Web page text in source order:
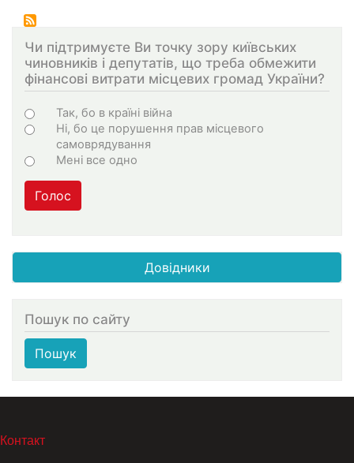
Чи підтримуєте Ви точку зору київських
чиновників і депутатів, що треба обмежити
фінансові витрати місцевих громад України?
Варіанти
Так, бо в країні війна
Ні, бо це порушення прав місцевого
самоврядування
Мені все одно
Голос
Довідники
Пошук по сайту
Пошук
МЕНЮ В ПОДВАЛЕ
Контакт